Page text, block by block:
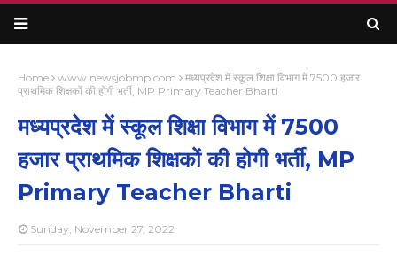
Home www.newsjobmp.com
मध्यप्रदेश में स्कूल शिक्षा विभाग में 7500 हजार
प्राथमिक शिक्षकों की होगी भर्ती, MP Primary Teacher Bharti
मध्यप्रदेश में स्कूल शिक्षा विभाग में 7500
हजार प्राथमिक शिक्षकों की होगी भर्ती, MP
Primary Teacher Bharti
Sunday, November 27, 2022